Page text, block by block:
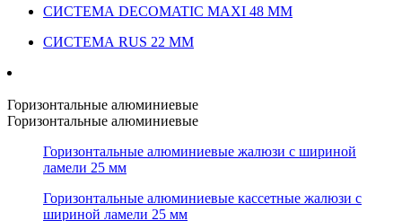
СИСТЕМА DECOMATIC MAXI 48 ММ
СИСТЕМА RUS 22 ММ
Горизонтальные алюминиевые
Горизонтальные алюминиевые
Горизонтальные алюминиевые жалюзи с шириной
ламели 25 мм
Горизонтальные алюминиевые кассетные жалюзи с
шириной ламели 25 мм